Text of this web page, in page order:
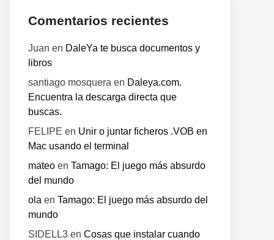
Comentarios recientes
Juan en DaleYa te busca documentos y
libros
santiago mosquera en Daleya.com.
Encuentra la descarga directa que
buscas.
FELIPE en Unir o juntar ficheros .VOB en
Mac usando el terminal
mateo en Tamago: El juego más absurdo
del mundo
ola en Tamago: El juego más absurdo del
mundo
SIDELL3 en Cosas que instalar cuando